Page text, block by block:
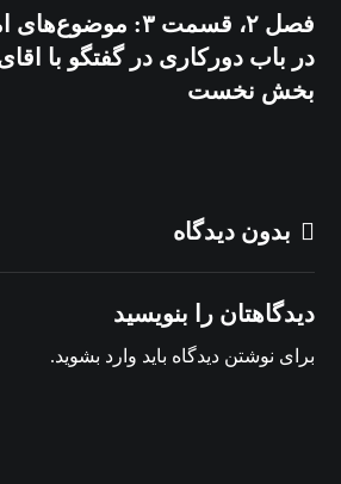
فصل ۲، قسمت ۳:
در باب دورکاری در گفتگو با
بخش نخست
بدون دیدگاه
دیدگاهتان را بنویسید
برای نوشتن دیدگاه باید وارد بشوید.